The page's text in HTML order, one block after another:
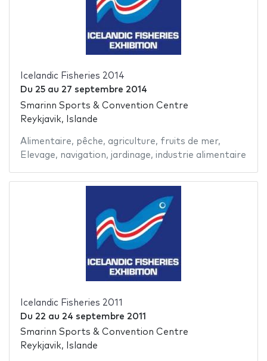
Icelandic Fisheries 2014
Du 25au 27 septembre 2014
Smarinn Sports & Convention Centre
Reykjavik, Islande
Alimentaire, pêche, agriculture, fruits de mer,
Elevage, navigation, jardinage, industrie alimentaire
Icelandic Fisheries 2011
Du 22 au 24 septembre 2011
Smarinn Sports & Convention Centre
Reykjavik, Islande